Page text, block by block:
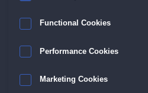
Functional Cookies
Performance Cookies
Marketing Cookies